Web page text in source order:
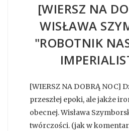
[WIERSZ NA
WISŁAWA
"ROBOTNIK
[WIERSZ NA DOBRĄ NOC]
przeszłej epoki, ale jakże
obecnej. Wisława
twórczości. (jak w